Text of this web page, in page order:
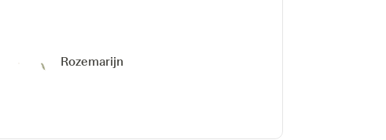
Rozemarijn